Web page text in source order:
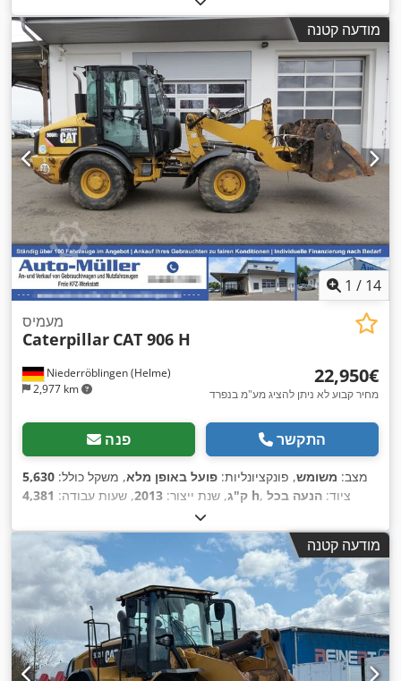
מודעה קטנה
1 / 14
Niederröblingen (Helme)
2,977 km
מעמיס
Caterpillar CAT 906 H
‏22,950 ‏€
מחיר קבוע לא ניתן להציג מע"מ בנפרד
פנה התקשר
מצב: משומש, פונקציונליות: פועל באופן מלא, משקל כולל: 5,630
ק"ג, שנת ייצור: 2013, שעות עבודה: 4,381 h , ציוד: הנעה בכל
הגלגלים, קְלָפוֹת מַזְלֵג (forks for pallets)
מודעה קטנה